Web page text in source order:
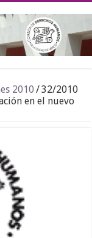
2010 /32/2010
en el nuevo